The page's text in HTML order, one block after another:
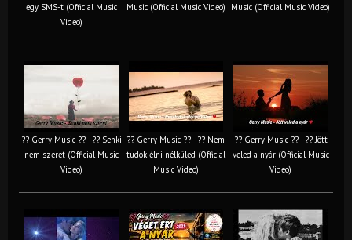
egy SMS-t (Official Music
Video)
Music (Official Music Video)
Music (Official Music Video)
?? Gerry Music ?? - ?? Senki
nem szeret (Official Music
Video)
?? Gerry Music ?? - ?? Nem
tudok élni nélküled (Official
Music Video)
?? Gerry Music ?? - ?? Jött
veled a nyár (Official Music
Video)